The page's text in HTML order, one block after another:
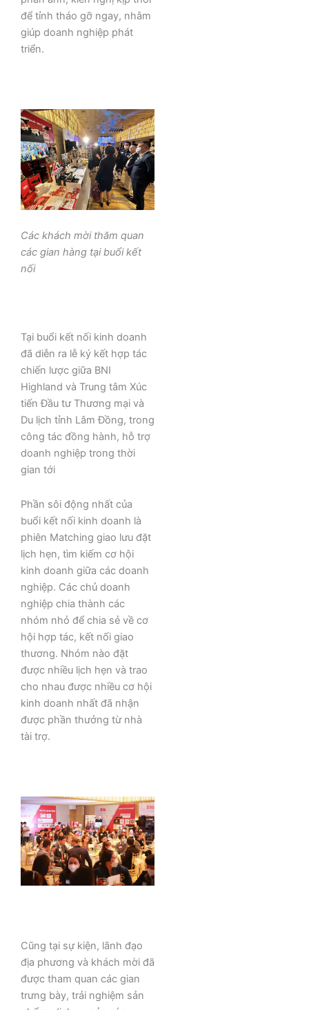
để tỉnh tháo gỡ ngay, nhằm
giúp doanh nghiệp phát
triển.
Các khách mời thăm quan
các gian hàng tại buổi kết
nối
Tại buổi kết nối kinh doanh
đã diễn ra lễ ký kết hợp tác
chiến lược giữa BNI
Highland và Trung tâm Xúc
tiến Đầu tư Thương mại và
Du lịch tỉnh Lâm Đồng, trong
công tác đồng hành, hỗ trợ
doanh nghiệp trong thời
gian tới
Phần sôi động nhất của
buổi kết nối kinh doanh là
phiên Matching giao lưu đặt
lịch hẹn, tìm kiếm cơ hội
kinh doanh giữa các doanh
nghiệp. Các chủ doanh
nghiệp chia thành các
nhóm nhỏ để chia sẻ về cơ
hội hợp tác, kết nối giao
thương. Nhóm nào đặt
được nhiều lịch hẹn và trao
cho nhau được nhiều cơ hội
kinh doanh nhất đã nhận
được phần thưởng từ nhà
tài trợ.
Cũng tại sự kiện, lãnh đạo
địa phương và khách mời đã
được tham quan các gian
trưng bày, trải nghiệm sản